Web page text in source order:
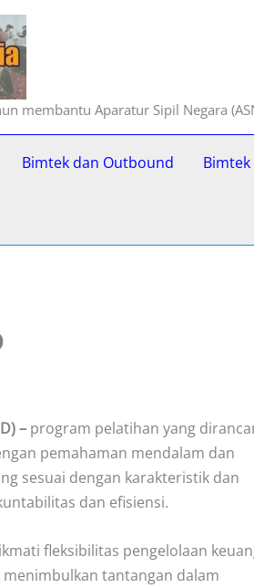
membantu Aparatur Sipil Negara
Bimtek dan Outbound Bimtek
– program pelatihan yang
pemahaman mendalam dan
sesuai dengan karakteristik dan
dan efisiensi.
fleksibilitas pengelolaan
tantangan dalam